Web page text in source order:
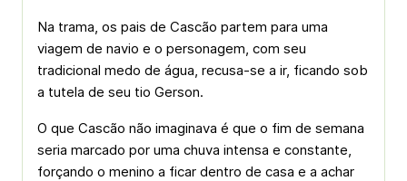
Na trama, os pais de Cascão partem para uma
viagem de navio e o personagem, com seu
tradicional medo de água, recusa-se a ir, ficando sob
a tutela de seu tio Gerson.
O que Cascão não imaginava é que o fim de semana
seria marcado por uma chuva intensa e constante,
forçando o menino a ficar dentro de casa e a achar